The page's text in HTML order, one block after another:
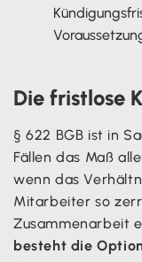
Die fristlose
§ 622 BGB ist in
Fällen das Maß
wenn das
Mitarbeiter so
Zusammenarbeit
besteht die